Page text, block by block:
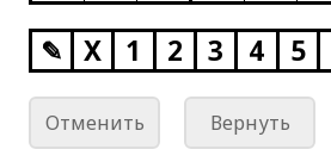
✎ X 1 2 3 4 5
Отменить Вернуть